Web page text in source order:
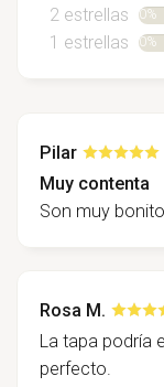
2 estrellas 0%
1 estrellas 0%
Pilar
Muy contenta
Son muy
Rosa M.
La tapa podría
perfecto.